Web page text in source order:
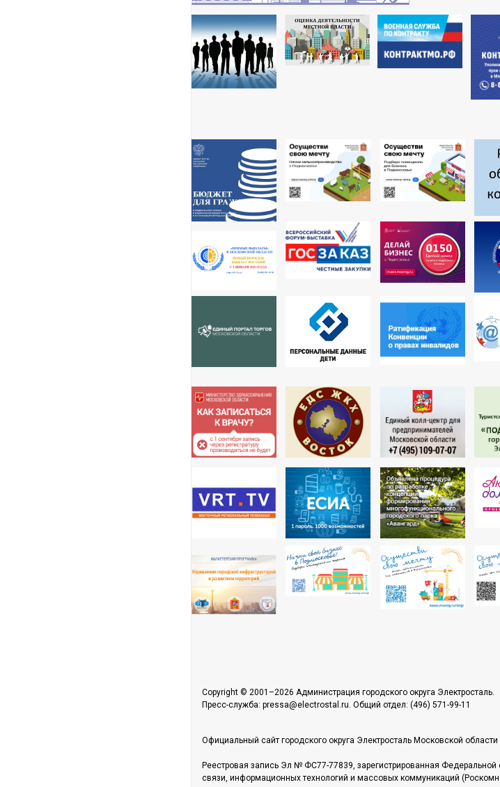
Copyright © 2001–2026 Администрация городского округа Электросталь.
Пресс-служба: pressa@electrostal.ru. Общий отдел: (496) 571-99-11
Официальный сайт городского округа Электросталь Московской области
Реестровая запись Эл № ФС77-77839, зарегистрированная
связи, информационных технологий и массовых коммуникаций